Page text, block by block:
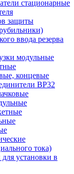
стационарные
защиты
ввода резерва
модульные
концевые
ВР32
тока)
установки в